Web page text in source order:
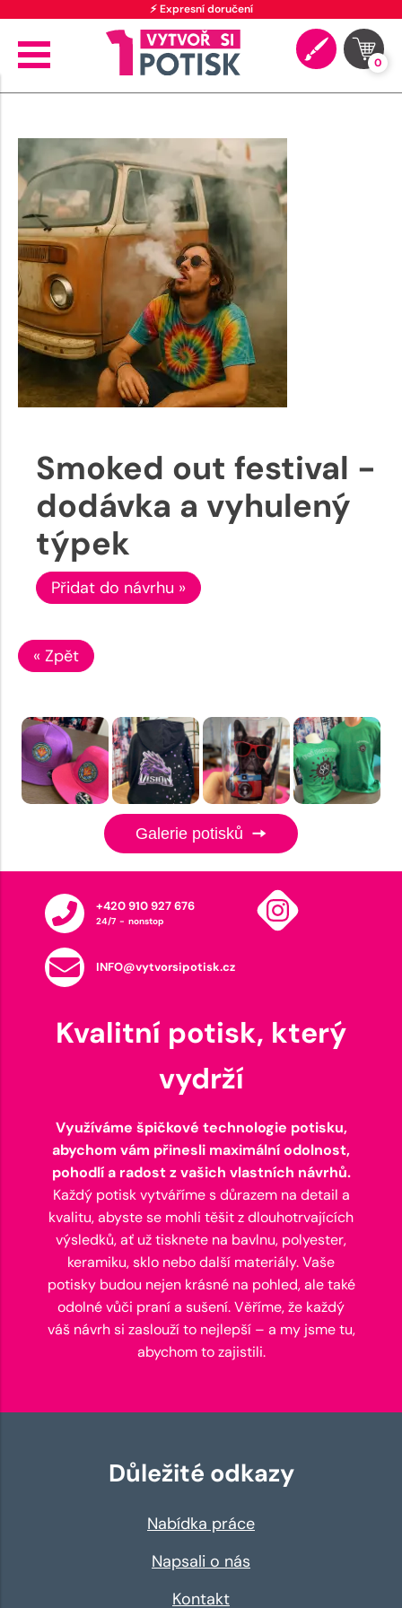
⚡ Expresní doručení
0
Smoked out festival -
dodávka a vyhulený
týpek
Přidat do návrhu »
« Zpět
Galerie potisků
+420 910 927 676
24/7 - nonstop
INFO@vytvorsipotisk.cz
Kvalitní potisk, který
vydrží
Využíváme špičkové technologie potisku,
abychom vám přinesli maximální odolnost,
pohodlí a radost z vašich vlastních návrhů.
Každý potisk vytváříme s důrazem na detail a
kvalitu, abyste se mohli těšit z dlouhotrvajících
výsledků, ať už tisknete na bavlnu, polyester,
keramiku, sklo nebo další materiály. Vaše
potisky budou nejen krásné na pohled, ale také
odolné vůči praní a sušení. Věříme, že každý
váš návrh si zaslouží to nejlepší – a my jsme tu,
abychom to zajistili.
Důležité odkazy
Nabídka práce
Napsali o nás
Kontakt